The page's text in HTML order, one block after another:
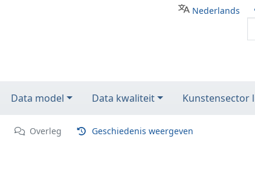
Nederlands
Data model Data kwaliteit Kunstensector
Overleg Geschiedenis weergeven